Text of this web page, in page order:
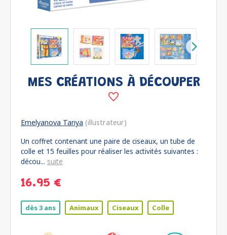
MES CRÉATIONS À DÉCOUPER
Emelyanova Tanya (illustrateur)
Un coffret contenant une paire de ciseaux, un tube de
colle et 15 feuilles pour réaliser les activités suivantes :
décou... suite
16.95 €
dès 3 ans Animaux Ciseaux Colle